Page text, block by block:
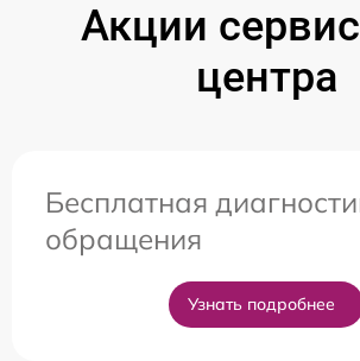
Акции
центра
Бесплатная
обращения
Узнать подробнее